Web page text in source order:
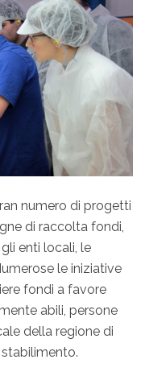
numero di progetti
di raccolta fondi,
enti locali, le
le iniziative
fondi a favore
abili, persone
della regione di